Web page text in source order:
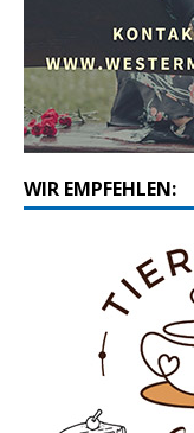
WIR EMPFEHLEN: